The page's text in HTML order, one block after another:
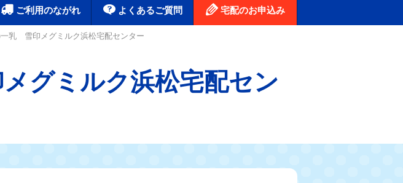
ご利用のながれ よくあるご質問 宅配のお申込み
一乳 雪印メグミルク浜松宅配センター
グミルク浜松宅配セン